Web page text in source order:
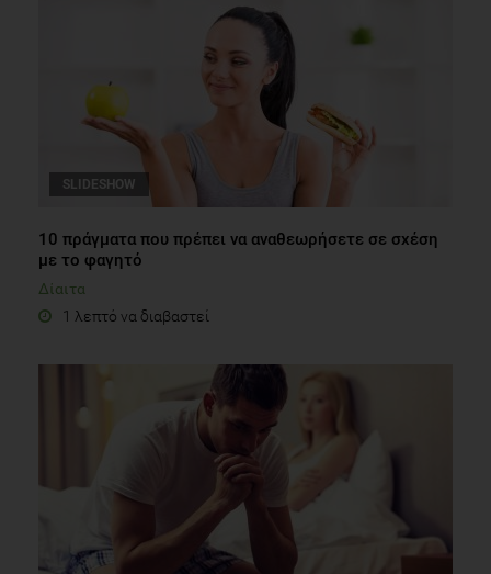
SLIDESHOW
10 πράγματα που πρέπει να αναθεωρήσετε σε σχέση
με το φαγητό
Δίαιτα
1 λεπτό να διαβαστεί